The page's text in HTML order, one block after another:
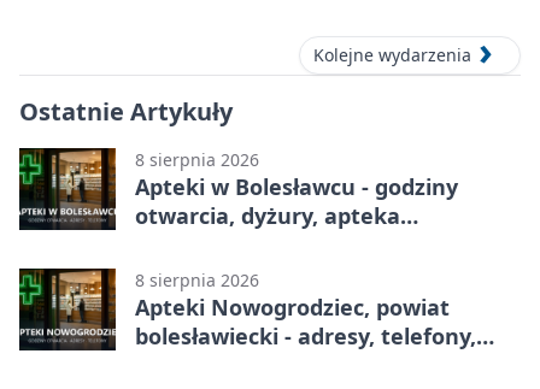
Kolejne wydarzenia
Ostatnie Artykuły
8 sierpnia 2026
Apteki w Bolesławcu - godziny
otwarcia, dyżury, apteka
8 sierpnia 2026
Apteki Nowogrodziec, powiat
bolesławiecki - adresy, telefony,